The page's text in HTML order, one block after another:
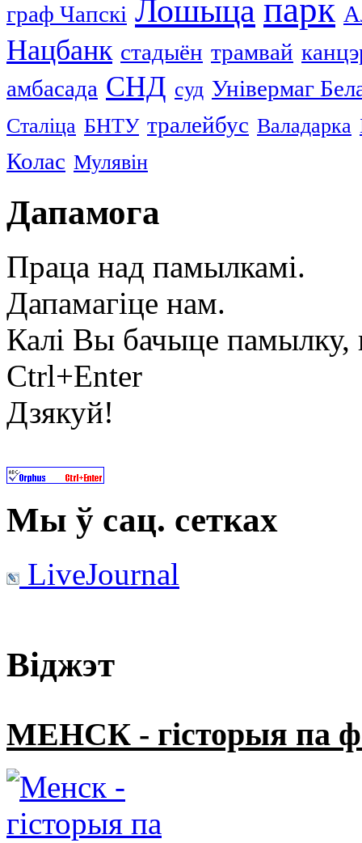
граф Чапскі Лошыца парк
Нацбанк стадыён трамвай
амбасада СНД суд Універмаг
Сталіца БНТУ тралейбус Валадарка
Колас Мулявін
Дапамога
Праца над памылкамі.
Дапамагіце нам.
Калі Вы бачыце памылку,
Ctrl+Enter
Дзякуй!
Мы ў сац. сетках
LiveJournal
Віджэт
МЕНСК - гісторыя па